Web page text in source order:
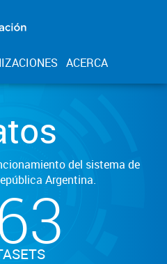
ACERCA
del sistema de
Argentina.